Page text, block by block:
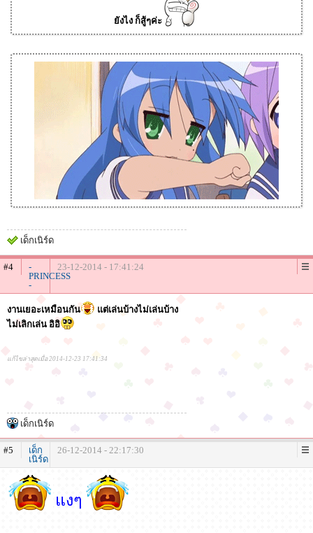
ยังไง ก็สู้ๆค่ะ
เด็กเนิร์ด
#4
-
PRINCESS
-
23-12-2014 - 17:41:24
งานเยอะเหมือนกัน
แต่เล่นบ้างไม่เล่นบ้าง
ไม่เลิกเล่น อิอิ
แก้ไขล่าสุดเมื่อ 2014-12-23 17:41:34
เด็กเนิร์ด
#5
เด็ก
เนิร์ด
26-12-2014 - 22:17:30
แงๆ